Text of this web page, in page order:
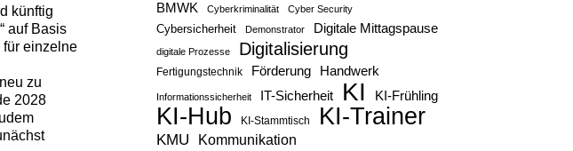
künftig
auf Basis
für einzelne
zu
2028
BMWK Cyberkriminalität Cyber Security
Cybersicherheit Demonstrator Digitale Mittagspause
digitale Prozesse Digitalisierung
Fertigungstechnik Förderung Handwerk
Informationssicherheit IT-Sicherheit KI KI-Frühling
KI-Hub KI-Stammtisch KI-Trainer
KMU
Kommunikation